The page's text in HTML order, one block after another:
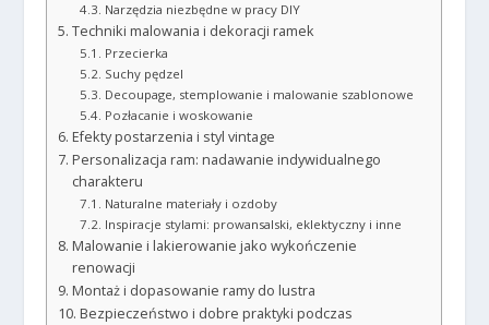
Narzędzia niezbędne w pracy DIY
Techniki malowania i dekoracji ramek
Przecierka
Suchy pędzel
Decoupage, stemplowanie i malowanie szablonowe
Pozłacanie i woskowanie
Efekty postarzenia i styl vintage
Personalizacja ram: nadawanie indywidualnego
charakteru
Naturalne materiały i ozdoby
Inspiracje stylami: prowansalski, eklektyczny i inne
Malowanie i lakierowanie jako wykończenie
renowacji
Montaż i dopasowanie ramy do lustra
Bezpieczeństwo i dobre praktyki podczas